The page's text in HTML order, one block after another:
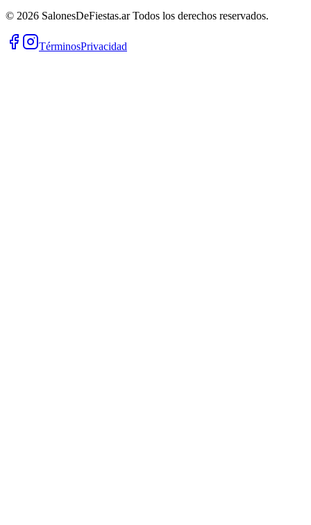
© 2026 SalonesDeFiestas.arTodos los derechos reservados.
TérminosPrivacidad